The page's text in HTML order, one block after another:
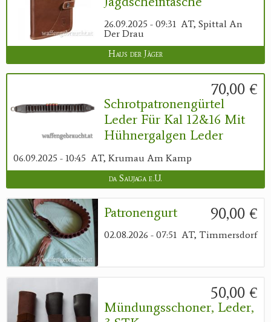
26.09.2025 - 09:31 AT, Spittal An
Der Drau
Haus der Jäger
70,00 €
Schrotpatronengürtel
Leder Für Kal 12&16 Mit
Hühnergalgen Leder
06.09.2025 - 10:45 AT, Krumau Am Kamp
da Saujaga e.U.
90,00 €
Patronengurt
02.08.2026 - 07:51 AT, Timmersdorf
50,00 €
Mündungsschoner, Leder,